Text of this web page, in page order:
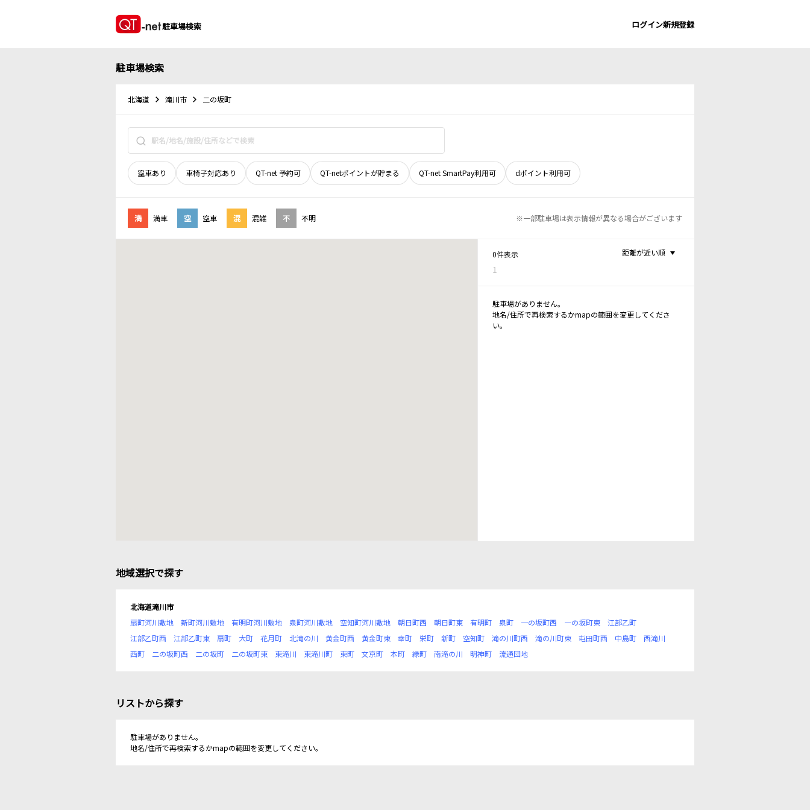
駐車場検索 ログイン新規登録
駐車場検索
北海道 滝川市 二の坂町
空車あり 車椅子対応あり QT-net 予約可 QT-netポイントが貯まる QT-net SmartPay利用可 dポイント利用可
満 満車 空 空車 混 混雑 不 不明 ※一部駐車場は表示情報が異なる場合がございます
0件表示
1
距離が近い順
駐車場がありません。
地名/住所で再検索するかmapの範囲を変更してくださ
い。
地域選択で探す
北海道滝川市
扇町河川敷地
新町河川敷地 有明町河川敷地 泉町河川敷地 空知町河川敷地 朝日町西 朝日町東 有明町 泉町 一の坂町西 一の坂町東
江部乙町
江部乙町西
江部乙町東 扇町 大町 花月町 北滝の川 黄金町西 黄金町東 幸町 栄町 新町 空知町 滝の川町西 滝の川町東 屯田町西 中島町
西滝川
西町
二の坂町西 二の坂町 二の坂町東 東滝川 東滝川町 東町 文京町 本町 緑町 南滝の川 明神町 流通団地
リストから探す
駐車場がありません。
地名/住所で再検索するかmapの範囲を変更してください。